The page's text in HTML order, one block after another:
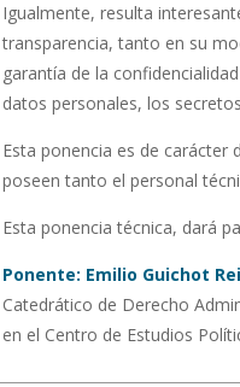
Igualmente, resulta
transparencia, tanto en su
garantía de la
datos personales, los
Esta ponencia es de
poseen tanto el personal
Esta ponencia técnica, dará
Ponente: Emilio Guichot
Catedrático de Derecho
en el Centro de Estudios